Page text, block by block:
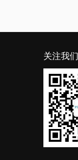
关注我们